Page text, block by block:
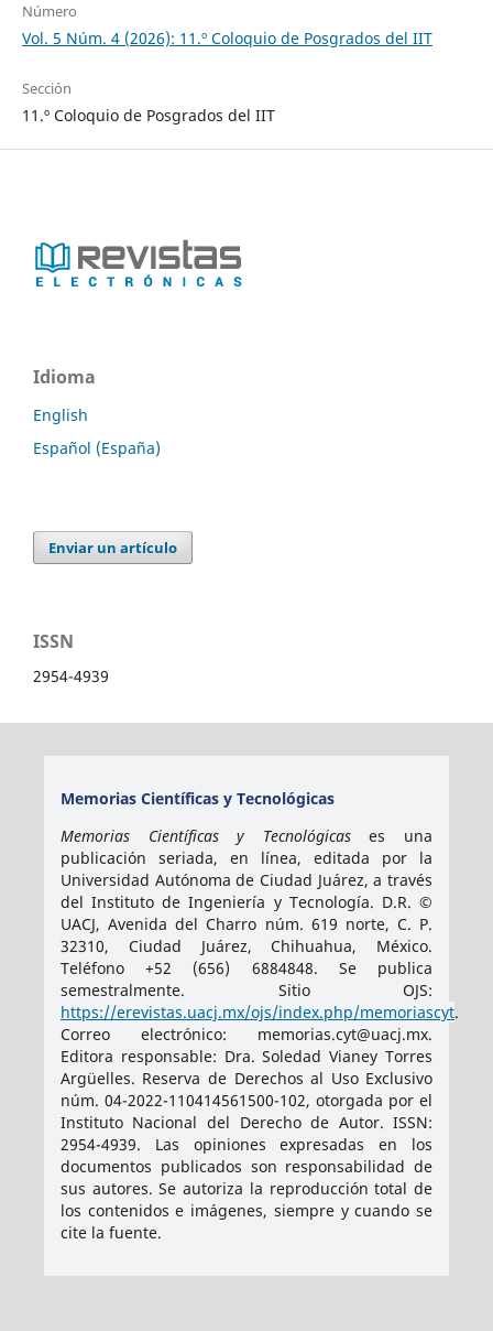
Número
Vol. 5 Núm. 4 (2026): 11.º Coloquio de Posgrados del IIT
Sección
11.º Coloquio de Posgrados del IIT
Idioma
English
Español (España)
Enviar un artículo
ISSN
2954-4939
Memorias Científicas y Tecnológicas
Memorias Científicas y Tecnológicases una
publicación seriada, en línea, editada por la
Universidad Autónoma de Ciudad Juárez, a través
del Instituto de Ingeniería y Tecnología. D.R. ©
UACJ, Avenida del Charro núm. 619 norte, C. P.
32310, Ciudad Juárez, Chihuahua, México.
Teléfono +52 (656) 6884848. Se publica
semestralmente. Sitio OJS:
https://erevistas.uacj.mx/ojs/index.php/memoriascyt.
Correo electrónico: memorias.cyt@uacj.mx.
Editora responsable: Dra. Soledad Vianey Torres
Argüelles. Reserva de Derechos al Uso Exclusivo
núm. 04-2022-110414561500-102, otorgada por el
Instituto Nacional del Derecho de Autor. ISSN:
2954-4939. Las opiniones expresadas en los
documentos publicados son responsabilidad de
sus autores. Se autoriza la reproducción total de
los contenidos e imágenes, siempre y cuando se
cite la fuente.